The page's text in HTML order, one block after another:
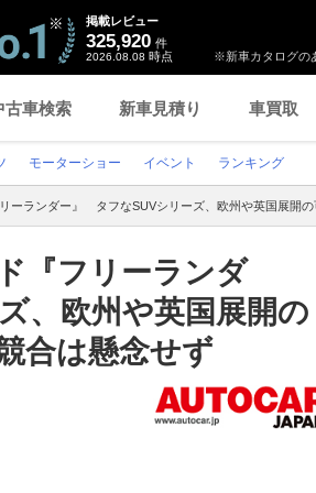
※新車カタログの
掲載レビュー
325,920 件
2026.08.08 時点
古車検索 新車見積り 車買取
モーターショー イベント ランキング
ーランダー』 タフなSUVシリーズ、欧州や英国展開
『フリーランダ
、欧州や英国展開の
合は懸念せず